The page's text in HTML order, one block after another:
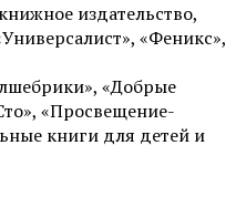
издательство,
«Феникс»,
«Добрые
«Просвещение-
книги для детей и